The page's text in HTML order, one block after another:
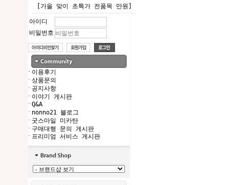
[가을 맞이 초특가 전품목 만원]
아이디
비밀번호
· 이용후기
· 상품문의
· 공지사항
· 이야기 게시판
· Q&A
· nonno21 블로그
· 굿스마일 미카탄
· 구매대행 문의 게시판
· 프리미엄 서비스 게시판